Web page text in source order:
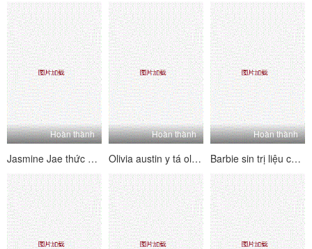
Hoàn thành
Jasmine Jae thức dậy với con gà trống comatose
Hoàn thành
Olivia austin y tá olivia
Hoàn thành
Barbie sin trị liệu cockupational